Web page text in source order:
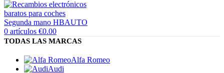
0 artículos €0.00
TODAS LAS MARCAS
Alfa Romeo
Audi